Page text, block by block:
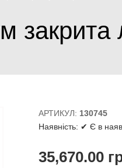
закрита
АРТИКУЛ: 130745
Наявність: ✔ Є в
35,670.00